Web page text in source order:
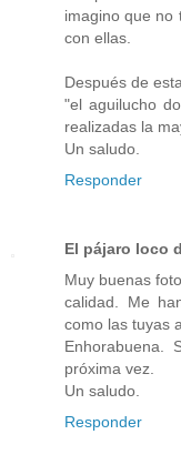
imagino que no
con ellas.
Después de
"el aguilucho
realizadas la
Un saludo.
Responder
El pájaro loco
Muy buenas
calidad. Me
como las tuyas
Enhorabuena.
próxima vez.
Un saludo.
Responder